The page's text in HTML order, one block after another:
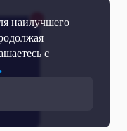
наилучшего
с